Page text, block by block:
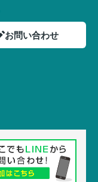
お問い合わせ